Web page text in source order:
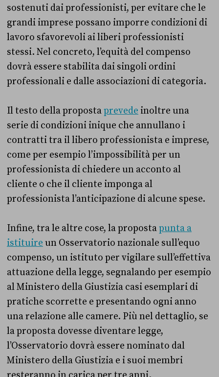
sostenuti dai professionisti, per evitare che le
grandi imprese possano imporre condizioni di
lavoro sfavorevoli ai liberi professionisti
stessi. Nel concreto, l’equità del compenso
dovrà essere stabilita dai singoli ordini
professionali e dalle associazioni di categoria.
Il testo della propostaprevede inoltre una
serie di condizioni inique che annullano i
contratti tra il libero professionista e imprese,
come per esempio l’impossibilità per un
professionista di chiedere un acconto al
cliente o che il cliente imponga al
professionista l’anticipazione di alcune spese.
Infine, tra le altre cose, la propostapunta a
istituire un Osservatorio nazionale sull’equo
compenso, un istituto per vigilare sull’effettiva
attuazione della legge, segnalando per esempio
al Ministero della Giustizia casi esemplari di
pratiche scorrette e presentando ogni anno
una relazione alle camere. Più nel dettaglio, se
la proposta dovesse diventare legge,
l’Osservatorio dovrà essere nominato dal
Ministero della Giustizia e i suoi membri